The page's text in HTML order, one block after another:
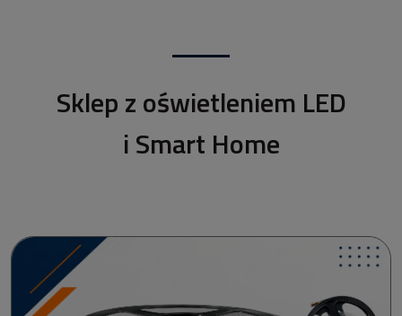
Sklep z oświetleniem LED
i Smart Home